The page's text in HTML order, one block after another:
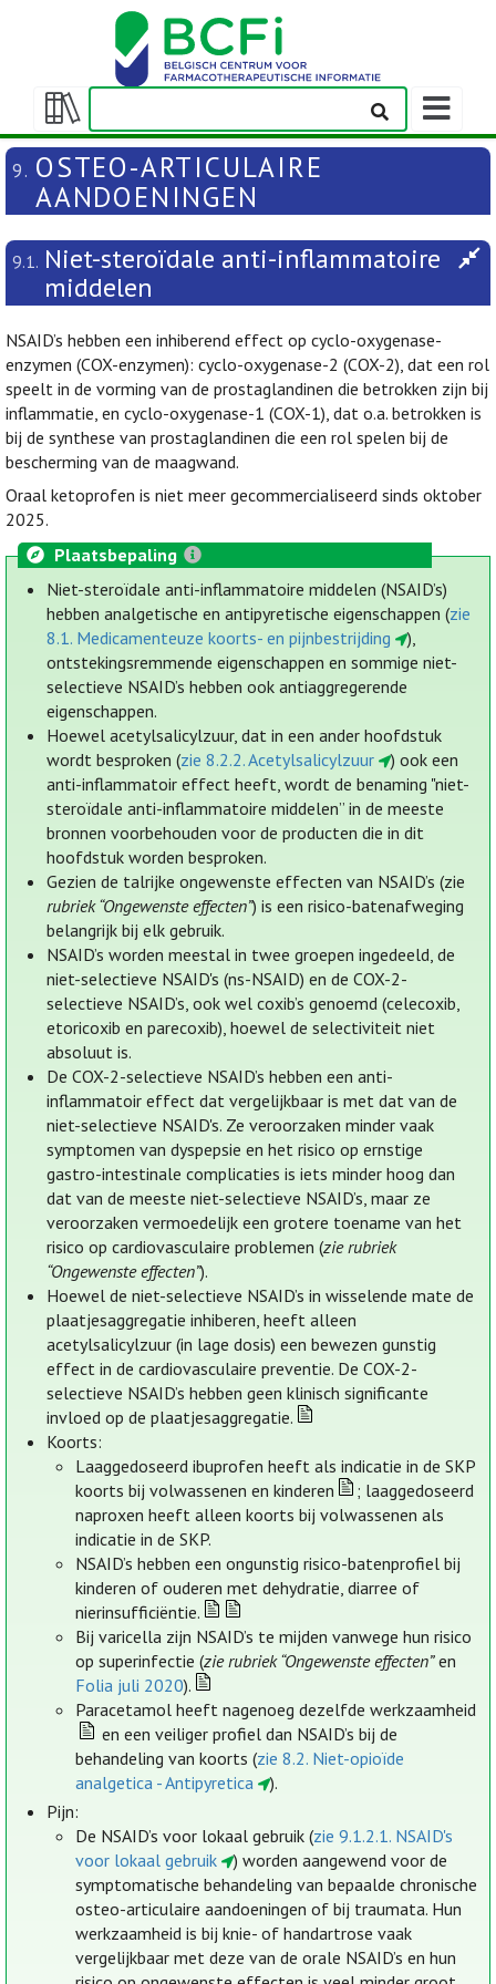
Weergeven/verbergen
inhoudstafel
9. OSTEO-ARTICULAIRE
AANDOENINGEN
9.1. Niet-steroïdale anti-inflammatoire
middelen
NSAID’s hebben een inhiberend effect op cyclo-oxygenase-
enzymen (COX-enzymen): cyclo-oxygenase-2 (COX-2), dat een rol
speelt in de vorming van de prostaglandinen die betrokken zijn bij
inflammatie, en cyclo-oxygenase-1 (COX-1), dat o.a. betrokken is
bij de synthese van prostaglandinen die een rol spelen bij de
bescherming van de maagwand.
Oraal ketoprofen is niet meer gecommercialiseerd sinds oktober
2025.
Plaatsbepaling
Niet-steroïdale anti-inflammatoire middelen (NSAID’s)
hebben analgetische en antipyretische eigenschappen (zie
8.1. Medicamenteuze koorts- en pijnbestrijding
),
ontstekingsremmende eigenschappen en sommige niet-
selectieve NSAID’s hebben ook antiaggregerende
eigenschappen.
Hoewel acetylsalicylzuur, dat in een ander hoofdstuk
wordt besproken (zie 8.2.2. Acetylsalicylzuur
) ook een
anti-inflammatoir effect heeft, wordt de benaming "niet-
steroïdale anti-inflammatoire middelen” in de meeste
bronnen voorbehouden voor de producten die in dit
hoofdstuk worden besproken.
Gezien de talrijke ongewenste effecten van NSAID’s (zie
rubriek “Ongewenste effecten”) is een risico-batenafweging
belangrijk bij elk gebruik.
NSAID’s worden meestal in twee groepen ingedeeld, de
niet-selectieve NSAID's (ns-NSAID) en de COX-2-
selectieve NSAID’s, ook wel coxib’s genoemd (celecoxib,
etoricoxib en parecoxib), hoewel de selectiviteit niet
absoluut is.
De COX-2-selectieve NSAID’s hebben een anti-
inflammatoir effect dat vergelijkbaar is met dat van de
niet-selectieve NSAID's. Ze veroorzaken minder vaak
symptomen van dyspepsie en het risico op ernstige
gastro-intestinale complicaties is iets minder hoog dan
dat van de meeste niet-selectieve NSAID’s, maar ze
veroorzaken vermoedelijk een grotere toename van het
risico op cardiovasculaire problemen (zie rubriek
“Ongewenste effecten”).
Hoewel de niet-selectieve NSAID’s in wisselende mate de
plaatjesaggregatie inhiberen, heeft alleen
acetylsalicylzuur (in lage dosis) een bewezen gunstig
effect in de cardiovasculaire preventie. De COX-2-
selectieve NSAID’s hebben geen klinisch significante
invloed op de plaatjesaggregatie.
Koorts:
Laaggedoseerd ibuprofen heeft als indicatie in de SKP
koorts bij volwassenen en kinderen
; laaggedoseerd
naproxen heeft alleen koorts bij volwassenen als
indicatie in de SKP.
NSAID’s hebben een ongunstig risico-batenprofiel bij
kinderen of ouderen met dehydratie, diarree of
nierinsufficiëntie.
Bij varicella zijn NSAID’s te mijden vanwege hun risico
op superinfectie (zie rubriek “Ongewenste effecten”en
Folia juli 2020).
Paracetamol heeft nagenoeg dezelfde werkzaamheid
en een veiliger profiel dan NSAID’s bij de
behandeling van koorts (zie 8.2. Niet-opioïde
analgetica - Antipyretica
).
Pijn:
De NSAID’s voor lokaal gebruik (zie 9.1.2.1. NSAID's
voor lokaal gebruik
) worden aangewend voor de
symptomatische behandeling van bepaalde chronische
osteo-articulaire aandoeningen of bij traumata. Hun
werkzaamheid is bij knie- of handartrose vaak
vergelijkbaar met deze van de orale NSAID’s en hun